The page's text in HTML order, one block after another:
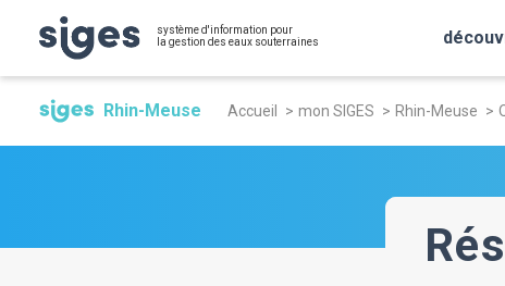
système d'information pour
la gestion des eaux souterraines
Rhin-Meuse
d'Ariane
Accueil mon SIGES Rhin-Meuse
Panneau de gestion des cookies